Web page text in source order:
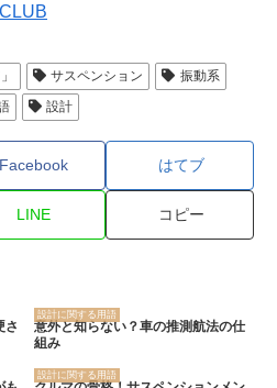
サスペンション
振動系
設計
Facebook はてブ
LINE コピー
さ
設計に関する用語
意外と知らない？車の推測航法の仕
組み
設計に関する用語